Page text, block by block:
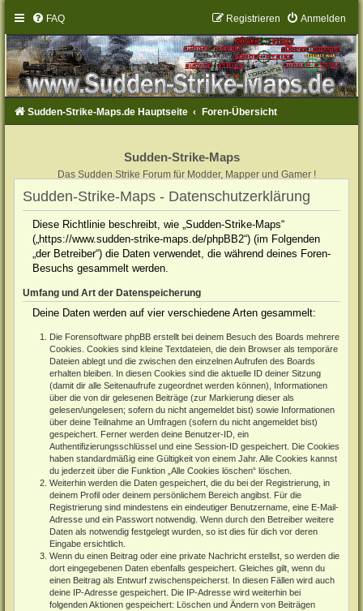
FAQ Anmelden
Registrieren
Sudden-Strike-Maps.de Hauptseite Foren-Übersicht
Sudden-Strike-Maps
Das Sudden Strike Forum für Modder, Mapper und Gamer !
Sudden-Strike-Maps - Datenschutzerklärung
Diese Richtlinie beschreibt, wie „Sudden-Strike-Maps“
(„https://www.sudden-strike-maps.de/phpBB2“) (im Folgenden
„der Betreiber“) die Daten verwendet, die während deines Foren-
Besuchs gesammelt werden.
Umfang und Art der Datenspeicherung
Deine Daten werden auf vier verschiedene Arten gesammelt:
Die Forensoftware phpBB erstellt bei deinem Besuch des Boards mehrere
Cookies. Cookies sind kleine Textdateien, die dein Browser als temporäre
Dateien ablegt und die zwischen den einzelnen Aufrufen des Boards
erhalten bleiben. In diesen Cookies sind die aktuelle ID deiner Sitzung
(damit dir alle Seitenaufrufe zugeordnet werden können), Informationen
über die von dir gelesenen Beiträge (zur Markierung dieser als
gelesen/ungelesen; sofern du nicht angemeldet bist) sowie Informationen
über deine Teilnahme an Umfragen (sofern du nicht angemeldet bist)
gespeichert. Ferner werden deine Benutzer-ID, ein
Authentifizierungsschlüssel und eine Session-ID gespeichert. Die Cookies
haben standardmäßig eine Gültigkeit von einem Jahr. Alle Cookies kannst
du jederzeit über die Funktion „Alle Cookies löschen“ löschen.
Weiterhin werden die Daten gespeichert, die du bei der Registrierung, in
deinem Profil oder deinem persönlichem Bereich angibst. Für die
Registrierung sind mindestens ein eindeutiger Benutzername, eine E-Mail-
Adresse und ein Passwort notwendig. Wenn durch den Betreiber weitere
Daten als notwendig festgelegt wurden, so ist dies für dich vor deren
Eingabe ersichtlich.
Wenn du einen Beitrag oder eine private Nachricht erstellst, so werden die
dort eingegebenen Daten ebenfalls gespeichert. Gleiches gilt, wenn du
einen Beitrag als Entwurf zwischenspeicherst. In diesen Fällen wird auch
deine IP-Adresse gespeichert. Die IP-Adresse wird weiterhin bei
folgenden Aktionen gespeichert: Löschen und Ändern von Beiträgen